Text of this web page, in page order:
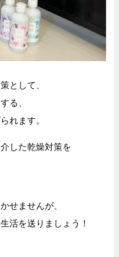
として、
る、
れます。
した乾燥対策を
せませんが、
活を送りましょう！